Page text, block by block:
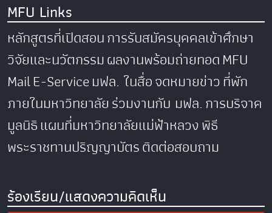
MFU Links
หลักสูตรที่เปิดสอนการรับสมัครบุคคลเข้าศึกษา
วิจัยและนวัตกรรมผลงานพร้อมถ่ายทอดMFU
MailE-Serviceมฟล. ในสื่อจดหมายข่าวที่พัก
ภายในมหาวิทยาลัยร่วมงานกับ มฟล.การบริจาค
มูลนิธิแผนที่มหาวิทยาลัยแม่ฟ้าหลวงพิธี
พระราชทานปริญญาบัตรติดต่อสอบถาม
ร้องเรียน/แสดงความคิดเห็น